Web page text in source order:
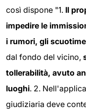
così dispone "1. Il
impedire le
i rumori, gli
dal fondo del vicino,
tollerabilità, avuto
luoghi. 2.
giudiziaria deve